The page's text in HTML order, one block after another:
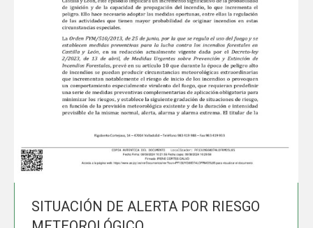
SITUACIÓN DE ALERTA POR RIESGO